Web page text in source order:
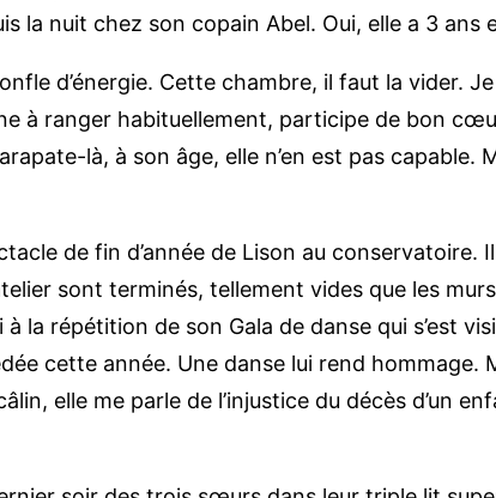
la nuit chez son copain Abel. Oui, elle a 3 ans
d’énergie. Cette chambre, il faut la vider.
à ranger habituellement, participe de bon
là, à son âge, elle n’en est pas capable.
de fin d’année de Lison au conservatoire.
sont terminés, tellement vides que les
la répétition de son Gala de danse qui s’est
cette année. Une danse lui rend hommage.
elle me parle de l’injustice du décès d’un